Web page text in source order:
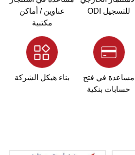
عناوين / أماكن
مكتبية
للتسجيل ODI
بناء هيكل الشركة
مساعدة في فتح
حسابات بنكية